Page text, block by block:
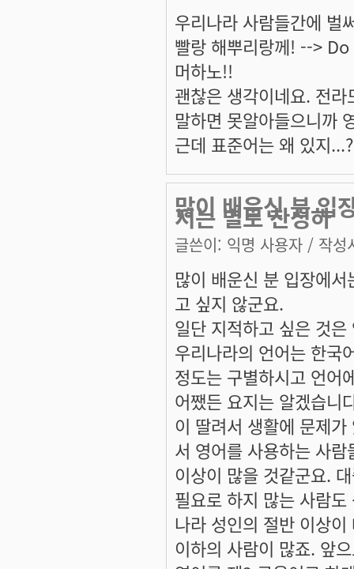
우리나라 사람들간에 벌
빨랑 해뿌리랑께! -->
머하노!!
괜찮은 생각이네요. 전
말하면 못알아들으니까
근데 표준어는 왜 있지...?
많이 배운신 분 입
저는 별로 찬성하
글쓴이: 익명 사용자 / 작성
많이 배운신 분 입장에
고 싶지 않군요.
일단 지적하고 싶은 것
우리나라의 언어는 한국
정도는 구별하시고 언어
어쨌든 요지는 알겠습니
이 딸려서 생활에 문제
서 영어를 사용하는 사
이상이 많을 것같군요.
필요로 하지 많는 사람
나라 성인의 절반 이상
이하의 사람이 많죠. 앞